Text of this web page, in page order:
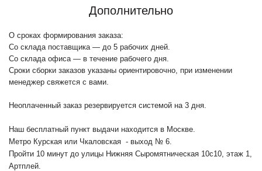
Дополнительно
О сроках формирования заказа:
Со склада поставщика — до 5 рабочих дней.
Со склада офиса — в течение рабочего дня.
Сроки сборки заказов указаны ориентировочно, при изменении
менеджер свяжется с вами.
Неоплаченный заказ резервируется системой на 3 дня.
Наш бесплатный пункт выдачи находится в Москве.
Метро Курская или Чкаловская - выход № 6.
Пройти 10 минут до улицы Нижняя Сыромятническая 10с10, этаж 1,
Артплей.